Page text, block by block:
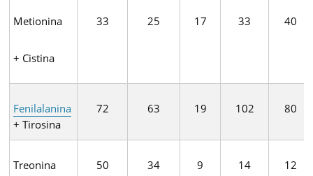
Metionina
+ Cistina
33 25 17 33 40
Fenilalanina
+ Tirosina
72 63 19 102 80
Treonina 50 34 9 14 12